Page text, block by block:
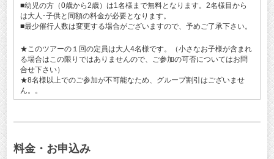
■幼児の方（0歳から2歳）は1名様まで無料となります。2名様目から
は大人･子供と同額の料金が必要となります。
■最少催行人数は変更する場合がございますので、予めご了承下さい。
★このツアーの１回の定員は大人4名様です。（小さなお子様が含まれ
る場合はこの限りではありませんので、ご参加の可否についてはお問
合せ下さい）
★8名様以上でのご参加が不可能なため、グループ割引はございませ
ん。。
料金・お申込み